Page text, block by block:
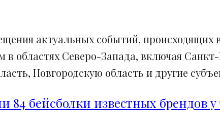
актуальных событий, происходящих
областях Северо-Запада, включая
Новгородскую область и другие
бейсболки известных брендов у